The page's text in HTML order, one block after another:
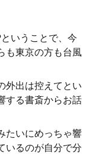
いうことで、今
も東京の方も台風
外出は控えてとい
する書斎からお話
たいにめっちゃ響
いるのが自分で分